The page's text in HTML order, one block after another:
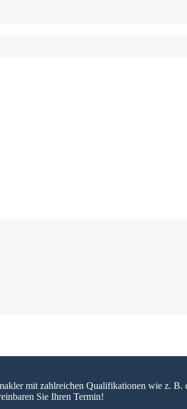
mit zahlreichen Qualifikationen wie z.
Sie Ihren Termin!